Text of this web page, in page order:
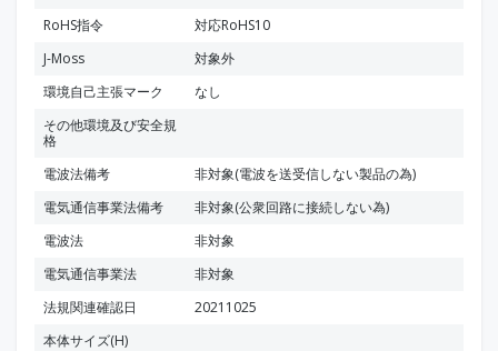
RoHS指令
対応RoHS10
J-Moss
対象外
環境自己主張マーク
なし
その他環境及び安全規
格
電波法備考
非対象(電波を送受信しない製品の為)
電気通信事業法備考
非対象(公衆回路に接続しない為)
電波法
非対象
電気通信事業法
非対象
法規関連確認日
20211025
本体サイズ(H)